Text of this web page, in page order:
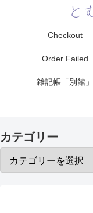
Checkout
Order Failed
雑記帳「別館」
カテゴリー